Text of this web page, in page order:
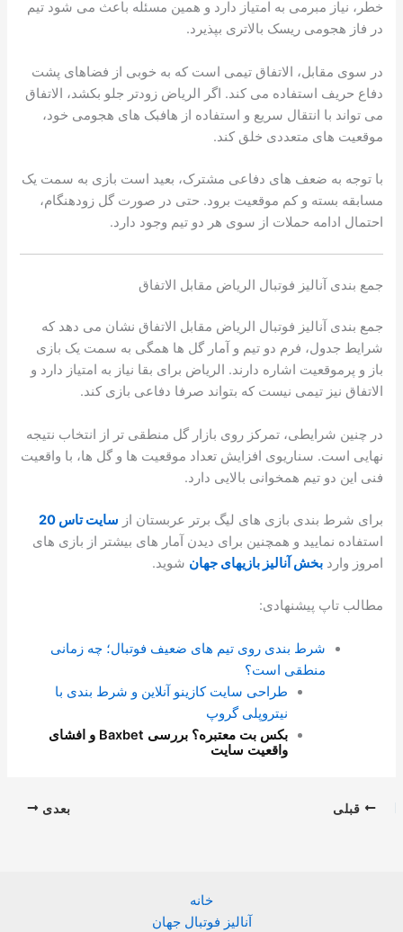
خطر، نیاز مبرمی به امتیاز دارد و همین مسئله باعث می شود تیم
در فاز هجومی ریسک بالاتری بپذیرد.
در سوی مقابل، الاتفاق تیمی است که به خوبی از فضاهای پشت
دفاع حریف استفاده می کند. اگر الریاض زودتر جلو بکشد، الاتفاق
می تواند با انتقال سریع و استفاده از هافبک های هجومی خود،
موقعیت های متعددی خلق کند.
با توجه به ضعف های دفاعی مشترک، بعید است بازی به سمت یک
مسابقه بسته و کم موقعیت برود. حتی در صورت گل زودهنگام،
احتمال ادامه حملات از سوی هر دو تیم وجود دارد.
جمع بندی آنالیز فوتبال الریاض مقابل الاتفاق
جمع بندی آنالیز فوتبال الریاض مقابل الاتفاق نشان می دهد که
شرایط جدول، فرم دو تیم و آمار گل ها همگی به سمت یک بازی
باز و پرموقعیت اشاره دارند. الریاض برای بقا نیاز به امتیاز دارد و
الاتفاق نیز تیمی نیست که بتواند صرفا دفاعی بازی کند.
در چنین شرایطی، تمرکز روی بازار گل منطقی تر از انتخاب نتیجه
نهایی است. سناریوی افزایش تعداد موقعیت ها و گل ها، با واقعیت
فنی این دو تیم همخوانی بالایی دارد.
برای شرط بندی بازی های لیگ برتر عربستان از سایت تاس 20
استفاده نمایید و همچنین برای دیدن آمار های بیشتر از بازی های
امروز واردبخش آنالیز بازیهای جهان شوید.
مطالب تاپ پیشنهادی:
شرط بندی روی تیم های ضعیف فوتبال؛ چه زمانی
منطقی است؟
طراحی سایت کازینو آنلاین و شرط بندی با
نیتروپلی گروپ
بکس بت معتبره؟ بررسی Baxbet و افشای
واقعیت سایت
قبلی بعدی
خانه
آنالیز فوتبال جهان